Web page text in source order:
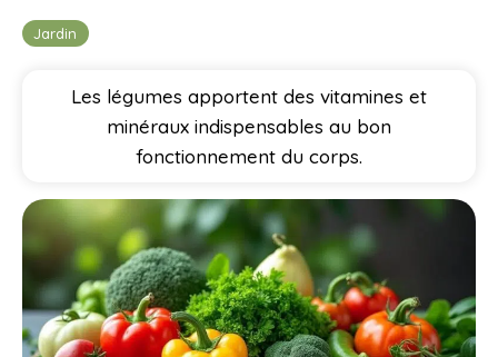
Jardin
Les légumes apportent des vitamines et
minéraux indispensables au bon
fonctionnement du corps.